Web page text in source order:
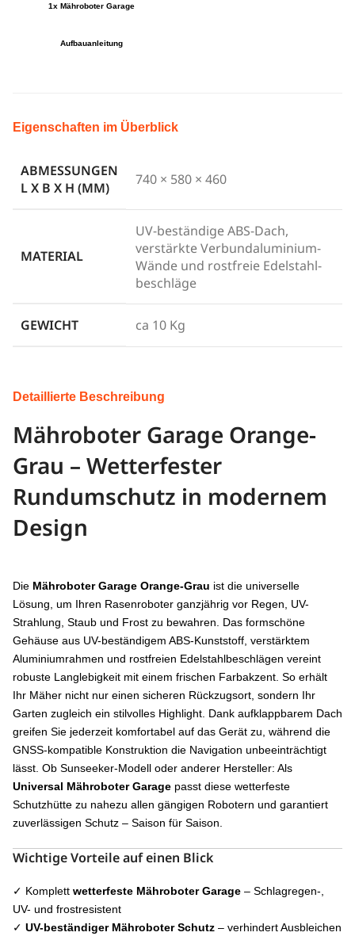
1x Mähroboter Garage
Aufbauanleitung
Eigenschaften im Überblick
ABMESSUNGEN
L X B X H (MM)
740 × 580 × 460
MATERIAL
UV-beständige ABS-Dach,
verstärkte Verbundaluminium-
Wände und rostfreie Edelstahl­
beschläge
GEWICHT ca 10 Kg
Detaillierte Beschreibung
Mähroboter Garage Orange-
Grau – Wetterfester
Rundumschutz in modernem
Design
Die Mähroboter Garage Orange-Grau ist die universelle
Lösung, um Ihren Rasenroboter ganzjährig vor Regen, UV-
Strahlung, Staub und Frost zu bewahren. Das formschöne
Gehäuse aus UV-beständigem ABS-Kunststoff, verstärktem
Aluminiumrahmen und rostfreien Edelstahlbeschlägen vereint
robuste Langlebigkeit mit einem frischen Farbakzent. So erhält
Ihr Mäher nicht nur einen sicheren Rückzugsort, sondern Ihr
Garten zugleich ein stilvolles Highlight. Dank aufklappbarem Dach
greifen Sie jederzeit komfortabel auf das Gerät zu, während die
GNSS-kompatible Konstruktion die Navigation unbeeinträchtigt
lässt. Ob Sunseeker-Modell oder anderer Hersteller: Als
Universal Mähroboter Garage passt diese wetterfeste
Schutzhütte zu nahezu allen gängigen Robotern und garantiert
zuverlässigen Schutz – Saison für Saison.
Wichtige Vorteile auf einen Blick
✓ Komplett wetterfeste Mähroboter Garage – Schlagregen-,
UV- und frostresistent
✓ UV-beständiger Mähroboter Schutz – verhindert Ausbleichen